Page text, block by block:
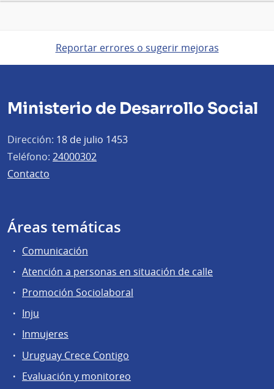
Reportar errores o sugerir mejoras
Ministerio de Desarrollo Social
Dirección: 18 de julio 1453
Teléfono: 24000302
Contacto
Áreas temáticas
Comunicación
Atención a personas en situación de calle
Promoción Sociolaboral
Inju
Inmujeres
Uruguay Crece Contigo
Evaluación y monitoreo